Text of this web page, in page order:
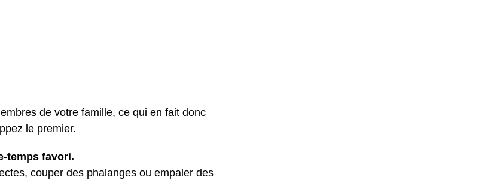
de votre famille, ce qui en fait donc
le premier.
temps favori.
couper des phalanges ou empaler des